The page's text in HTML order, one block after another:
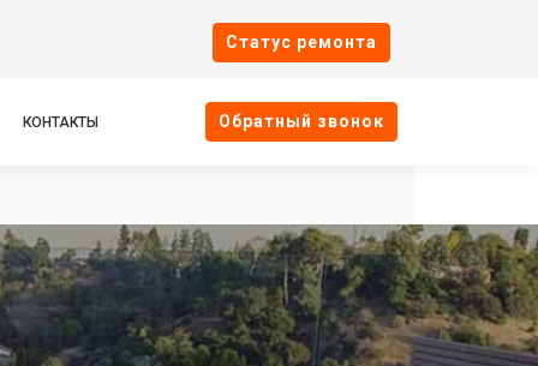
Cтатус ремонта
КОНТАКТЫ Oбратный звонок